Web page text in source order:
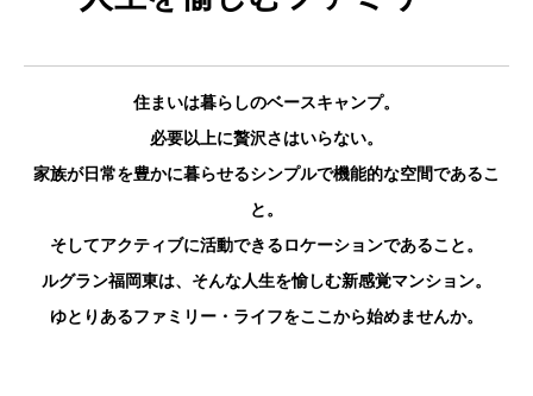
住まいは暮らしのベースキャンプ。
必要以上に贅沢さはいらない。
家族が日常を豊かに暮らせるシンプルで機能的な空間であるこ
と。
そしてアクティブに活動できるロケーションであること。
ルグラン福岡東は、そんな人生を愉しむ新感覚マンション。
ゆとりあるファミリー・ライフをここから始めませんか。